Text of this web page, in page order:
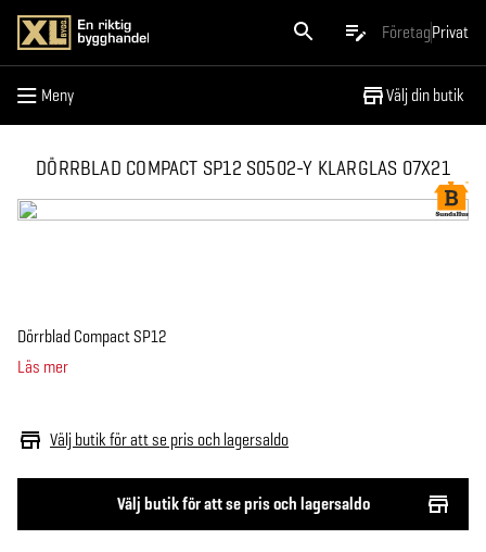
FöretagPrivat
Meny Välj din butik
Meny
DÖRRBLAD COMPACT SP12 S0502-Y KLARGLAS 07X21
Välj butik för att se pris och lagersaldo
Välj butik för att se pris och lagersaldo
Dörrblad Compact SP12
Läs mer